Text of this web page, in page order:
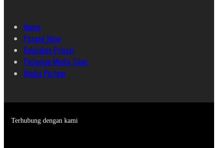
Home
Pasang Iklan
Kebijakan Privasi
Pedoman Media Siber
Media Partner
Terhubung dengan kami